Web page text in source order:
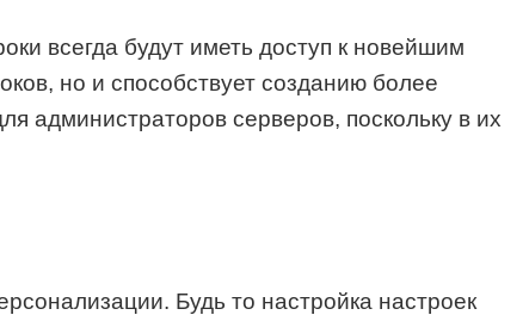
всегда будут иметь доступ к новейшим
но и способствует созданию более
администраторов серверов, поскольку в их
Будь то настройка настроек